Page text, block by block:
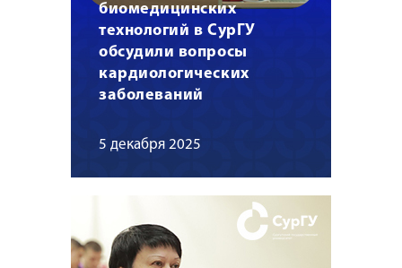
биомедицинских
технологий в СурГУ
обсудили вопросы
кардиологических
заболеваний
5 декабря 2025